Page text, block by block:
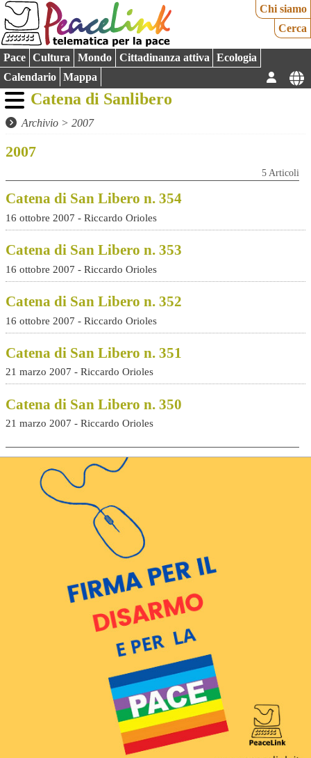
Chi siamo
Cerca
Pace Cultura Mondo Cittadinanza attiva
Ecologia
Calendario
Mappa
Catena di Sanlibero
Archivio >2007
2007
5 Articoli
Catena di San Libero n. 354
16 ottobre 2007 - Riccardo Orioles
Catena di San Libero n. 353
16 ottobre 2007 - Riccardo Orioles
Catena di San Libero n. 352
16 ottobre 2007 - Riccardo Orioles
Catena di San Libero n. 351
21 marzo 2007 - Riccardo Orioles
Catena di San Libero n. 350
21 marzo 2007 - Riccardo Orioles